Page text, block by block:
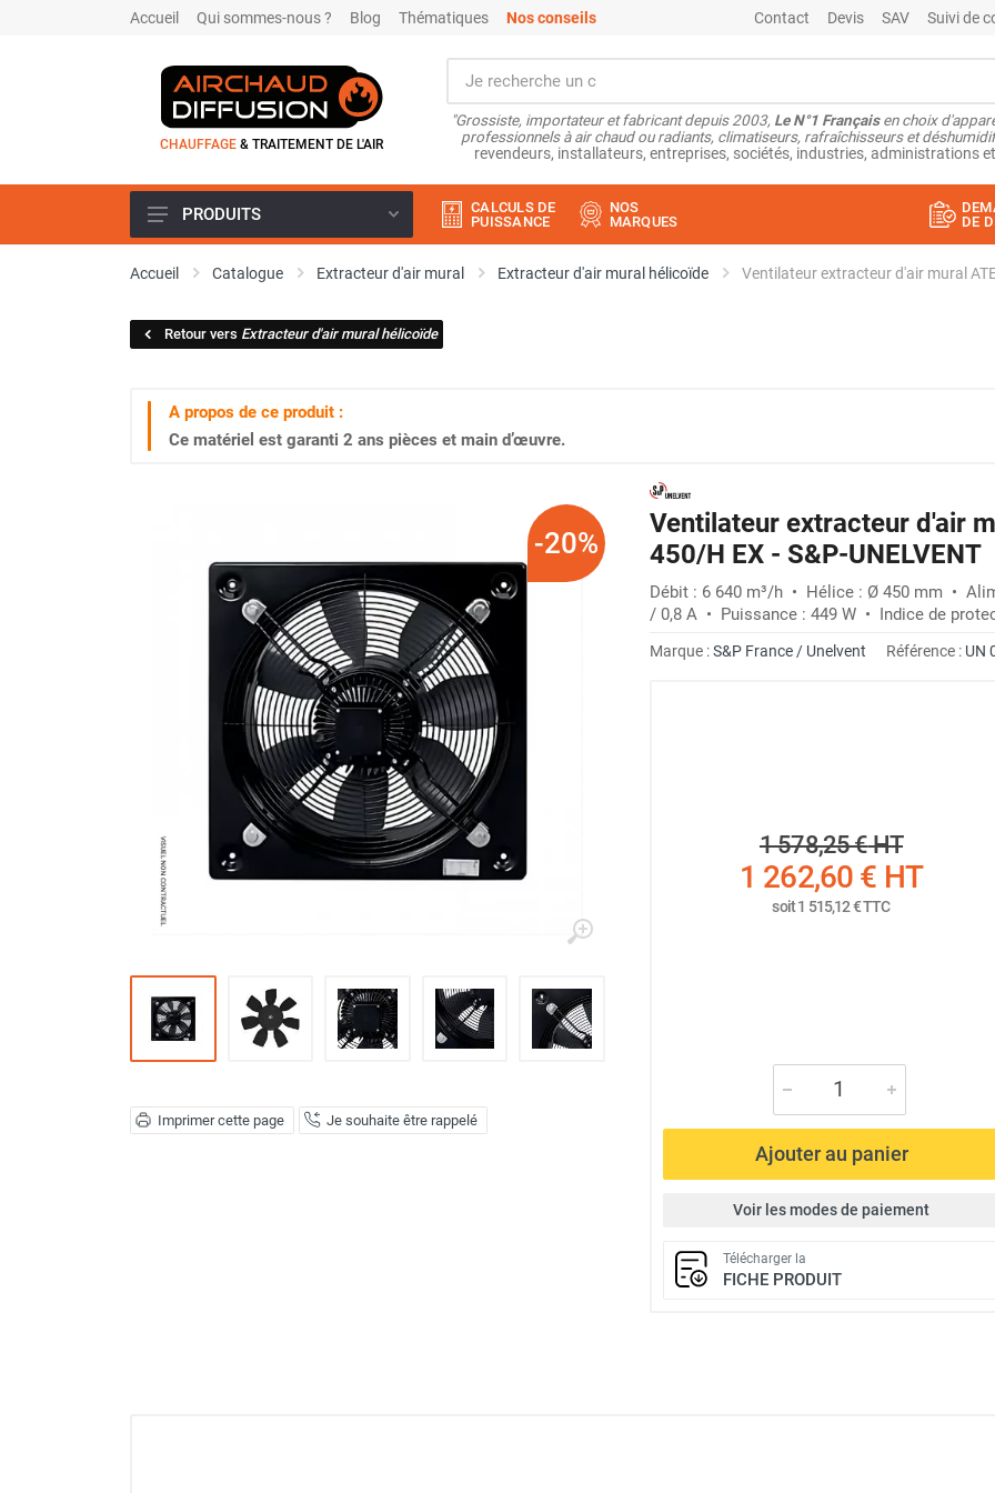
Accueil Qui sommes-nous ? Blog Thématiques Nos conseils Contact Devis SAV Suivi de
CHAUFFAGE & TRAITEMENT DE L'AIR
"Grossiste, importateur et fabricant depuis 2003, Le N°1 Françaisen choix
professionnels à air chaud ou radiants, climatiseurs, rafraîchisseurs et
revendeurs, installateurs, entreprises, sociétés, industries, administrations
Climatiseur
Climatiseur mobile résidentiel et
Rafraîchisseur d'air
Rafraichisseur d'air mobile
Ventilateur brumisateur
Ventilateur / extracteur d'air mobile
Ventilateur fixe
Ventilateur industriel
Ventilateur de chantier
Ventilateur centrifuge
Ventilateur de sol
Ventilateur sur pied
Ventilateur de bureau
Ventilateur de table
Extracteur d'air mural
Extracteur d'air mural hélicoïde
Extracteur d'air mural centrifuge
Extracteur d'air mural résidentiel
Déstratificateur ventilateur de
plafond
Déstratificateur industriel à pales
Déstratificateur de plafond design
Déstratificateur Airius
PRODUITS
CALCULS DE
PUISSANCE
NOS
MARQUES
DE
Accueil Catalogue Extracteur d'air mural Extracteur d'air mural hélicoïde Ventilateur extracteur d'air mural
Retour vers Extracteur d'air mural hélicoïde
A propos de ce produit :
Ce matériel est garanti 2 ans pièces et main d’œuvre.
-20%
Imprimer cette page Je souhaite être rappelé
Ventilateur extracteur d'air
450/H EX - S&P-UNELVENT
Débit : 6 640 m³/h • Hélice : Ø 450 mm •
/ 0,8 A • Puissance : 449 W • Indice de
Marque :S&P France / Unelvent Référence : UN
1 578,25 €HT
1 262,60 € HT
soit1 515,12 €TTC
Ajouter au panier
Voir les modes de paiement
Télécharger la
FICHE PRODUIT